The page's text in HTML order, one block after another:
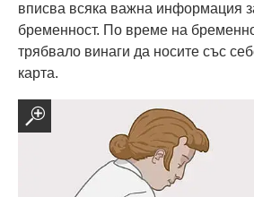
вписва всяка важна информация
бременност. По време на
трябвало винаги да носите със
карта.